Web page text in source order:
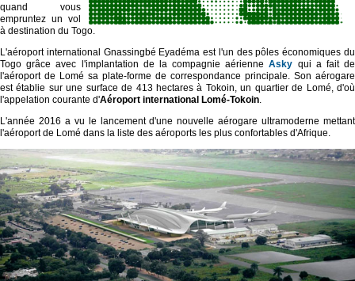
quand vous
empruntez un vol
à destination du Togo.
L'aéroport international Gnassingbé Eyadéma est l'un des pôles économiques du
Togo grâce avec l'implantation de la compagnie aérienneAsky qui a fait de
l'aéroport de Lomé sa plate-forme de correspondance principale. Son aérogare
est établie sur une surface de 413 hectares à Tokoin, un quartier de Lomé, d'où
l'appelation courante d'Aéroport international Lomé-Tokoin.
L'année 2016 a vu le lancement d'une nouvelle aérogare ultramoderne mettant
l'aéroport de Lomé dans la liste des aéroports les plus confortables d'Afrique.